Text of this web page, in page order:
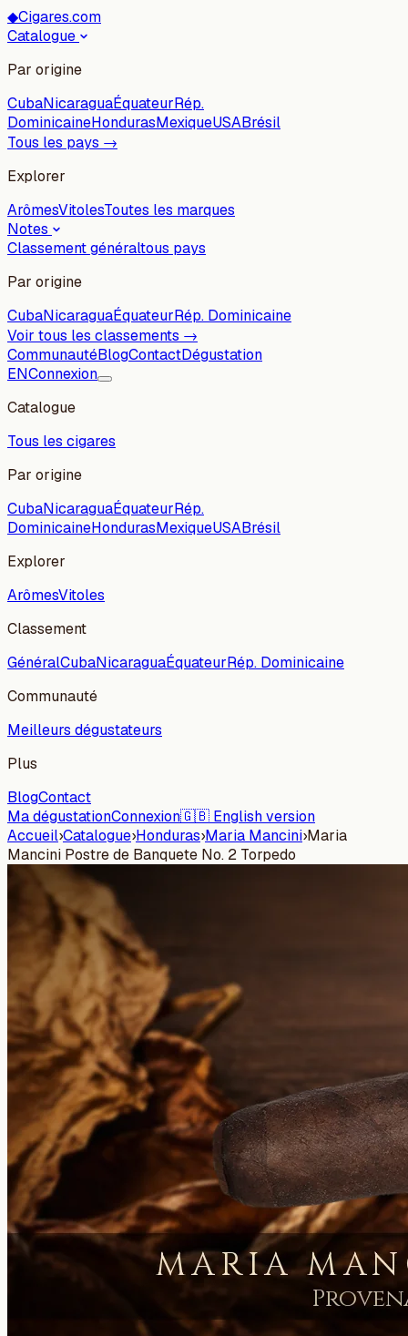
◆Cigares.com
Catalogue
Par origine
CubaNicaraguaÉquateurRép.
DominicaineHondurasMexiqueUSABrésil
Tous les pays →
Explorer
ArômesVitolesToutes les marques
Notes
Classement généraltous pays
Par origine
CubaNicaraguaÉquateurRép. Dominicaine
Voir tous les classements →
CommunautéBlogContactDégustation
ENConnexion
Catalogue
Tous les cigares
Par origine
CubaNicaraguaÉquateurRép.
DominicaineHondurasMexiqueUSABrésil
Explorer
ArômesVitoles
Classement
GénéralCubaNicaraguaÉquateurRép. Dominicaine
Communauté
Meilleurs dégustateurs
Plus
BlogContact
Ma dégustationConnexion🇬🇧 English version
Accueil›Catalogue›Honduras›Maria Mancini›Maria
Mancini Postre de Banquete No. 2 Torpedo